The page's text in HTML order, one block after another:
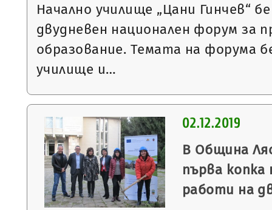
Начално училище „Цани Гинчев“
двудневен национален форум за
образование. Темата на форума
училище и…
02.12.2019
В Община
първа
работи на